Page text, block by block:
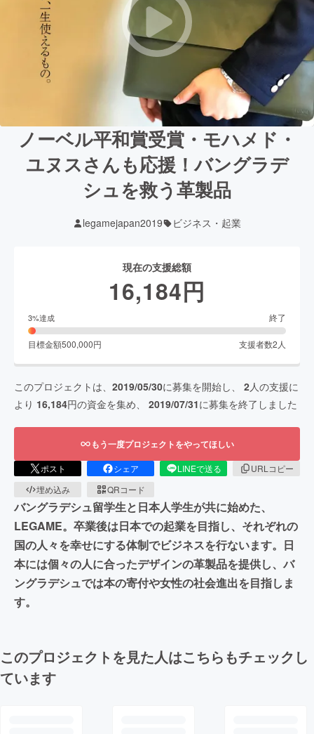
ノーベル平和賞受賞・モハメド・
ユヌスさんも応援！バングラデ
シュを救う革製品
legamejapan2019 ビジネス・起業
現在の支援総額
16,184円
3%達成 終了
目標金額500,000円 支援者数2 人
このプロジェクトは、 2019/05/30に募集を開始し、 2人の支援に
より 16,184円の資金を集め、 2019/07/31に募集を終了しました
もう一度プロジェクトをやってほしい
ポスト シェア LINEで送る
URLコピー
埋め込み
QRコード
バングラデシュ留学生と日本人学生が共に始めた、
LEGAME。卒業後は日本での起業を目指し、それぞれの
国の人々を幸せにする体制でビジネスを行ないます。日
本には個々の人に合ったデザインの革製品を提供し、バ
ングラデシュでは本の寄付や女性の社会進出を目指しま
す。
このプロジェクトを見た人はこちらもチェックし
ています